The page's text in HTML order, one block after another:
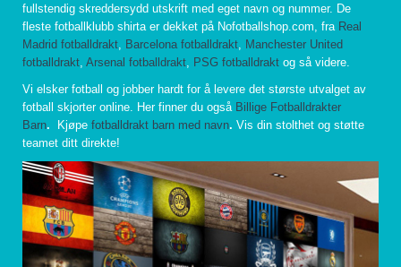
fullstendig skreddersydd utskrift med eget navn og nummer. De
fleste fotballklubb shirta er dekket på Nofotballshop.com, fra Real
Madrid fotballdrakt, Barcelona fotballdrakt, Manchester United
fotballdrakt, Arsenal fotballdrakt, PSG fotballdrakt og så videre.
Vi elsker fotball og jobber hardt for å levere det største utvalget av
fotball skjorter online. Her finner du også Billige Fotballdrakter
Barn. Kjøpe fotballdrakt barn med navn. Vis din stolthet og støtte
teamet ditt direkte!